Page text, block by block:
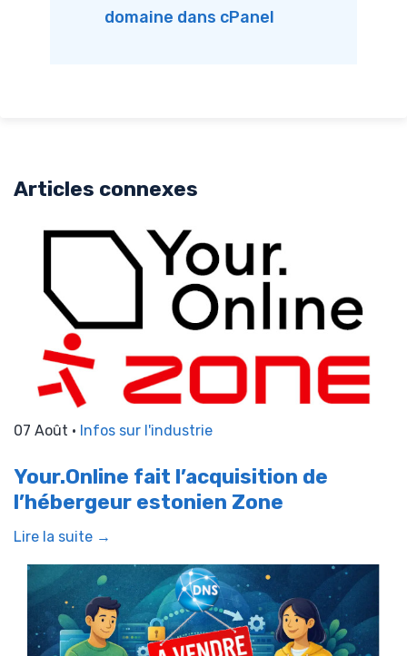
domaine dans cPanel
Articles connexes
07 Août • Infos sur l'industrie
Your.Online fait l’acquisition de
l’hébergeur estonien Zone
Lire la suite →